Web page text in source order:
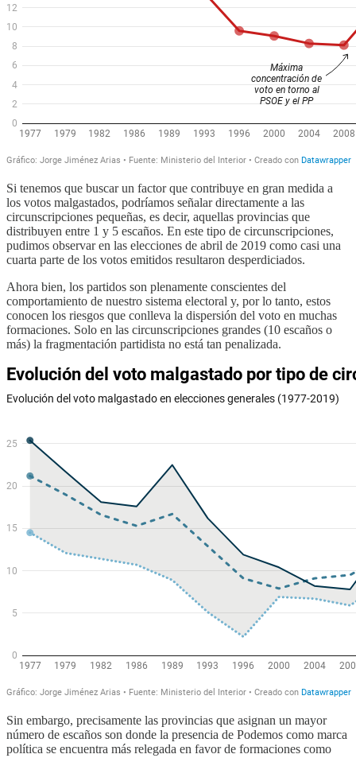
Si tenemos que buscar un factor que contribuye en gran medida a
los votos malgastados, podríamos señalar directamente a las
circunscripciones pequeñas, es decir, aquellas provincias que
distribuyen entre 1 y 5 escaños. En este tipo de circunscripciones,
pudimos observar en las elecciones de abril de 2019 como casi una
cuarta parte de los votos emitidos resultaron desperdiciados.
Ahora bien, los partidos son plenamente conscientes del
comportamiento de nuestro sistema electoral y, por lo tanto, estos
conocen los riesgos que conlleva la dispersión del voto en muchas
formaciones. Solo en las circunscripciones grandes (10 escaños o
más) la fragmentación partidista no está tan penalizada.
Sin embargo, precisamente las provincias que asignan un mayor
número de escaños son donde la presencia de Podemos como marca
política se encuentra más relegada en favor de formaciones como